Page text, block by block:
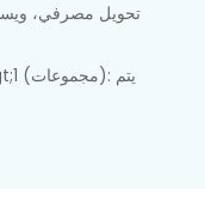
تحويل مصرفي،